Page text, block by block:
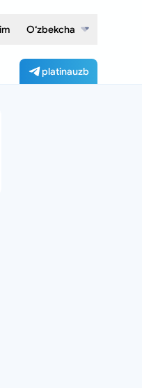
O‘zbekcha
platinauzb